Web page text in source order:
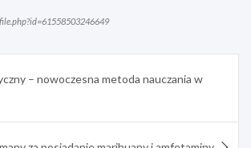
– nowoczesna metoda nauczania w